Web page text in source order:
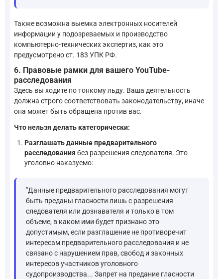
Также возможна выемка электронных носителей
информации у подозреваемых и производство
компьютерно-технических экспертиз, как это
предусмотрено ст. 183 УПК РФ.
6. Правовые рамки для вашего YouTube-
расследования
Здесь вы ходите по тонкому льду. Ваша деятельность
должна строго соответствовать законодательству, иначе
она может быть обращена против вас.
Что нельзя делать категорически:
Разглашать данные предварительного
расследования без разрешения следователя. Это
уголовно наказуемо:
"Данные предварительного расследования могут
быть преданы гласности лишь с разрешения
следователя или дознавателя и только в том
объеме, в каком ими будет признано это
допустимым, если разглашение не противоречит
интересам предварительного расследования и не
связано с нарушением прав, свобод и законных
интересов участников уголовного
судопроизводства... Запрет на предание гласности